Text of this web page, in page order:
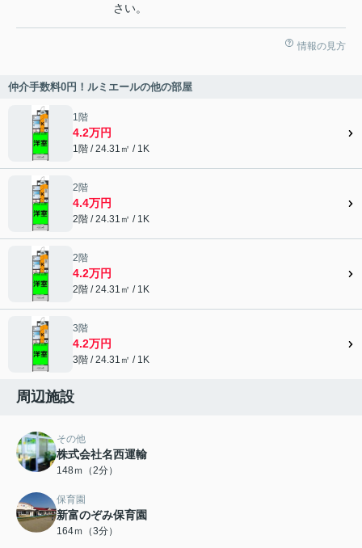
さい。
情報の見方
仲介手数料0円！ルミエールの他の部屋
1階
4.2万円
1階 / 24.31㎡ / 1K
2階
4.4万円
2階 / 24.31㎡ / 1K
2階
4.2万円
2階 / 24.31㎡ / 1K
3階
4.2万円
3階 / 24.31㎡ / 1K
周辺施設
その他
株式会社名西運輸
148ｍ（2分）
保育園
新富のぞみ保育園
164ｍ（3分）